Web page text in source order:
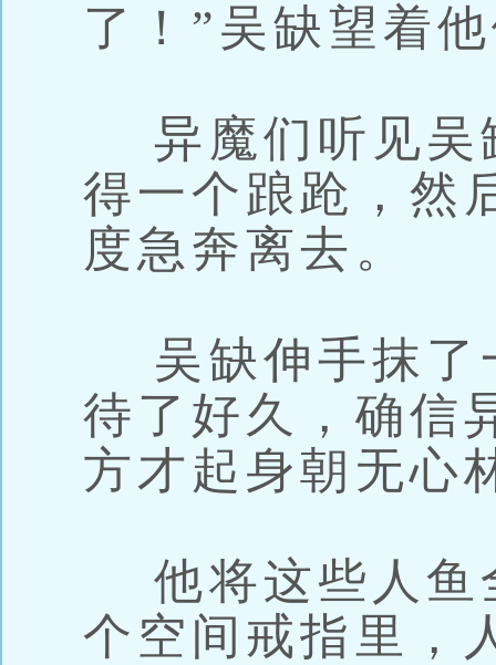
了！”吴缺望着
异魔们听见吴
得一个踉跄，然
度急奔离去。
吴缺伸手抹了
待了好久，确信
方才起身朝无心
他将这些人鱼
个空间戒指里，